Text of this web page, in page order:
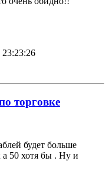
23:23:26
торговке
будет больше
50 хотя бы . Ну и